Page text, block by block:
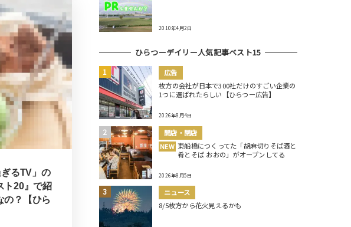
るTV」の
ト20』で紹
の？【ひら
2010年4月2日
ひらつーデイリー人気記事ベスト15
広告
枚方の会社が日本で300社だけのすごい企業の
1つに選ばれたらしい【ひらつー広告】
2026年8月4日
開店・閉店
NEW 東船橋につくってた「胡麻切りそば酒と
肴とそば おおの」がオープンしてる
2026年8月5日
ニュース
8/5枚方から花火見えるかも